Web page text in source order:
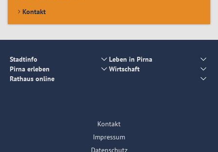
Kontakt
Stadtinfo
Leben in Pirna
Pirna erleben
Wirtschaft
Rathaus online
Kontakt
Impressum
Datenschutz